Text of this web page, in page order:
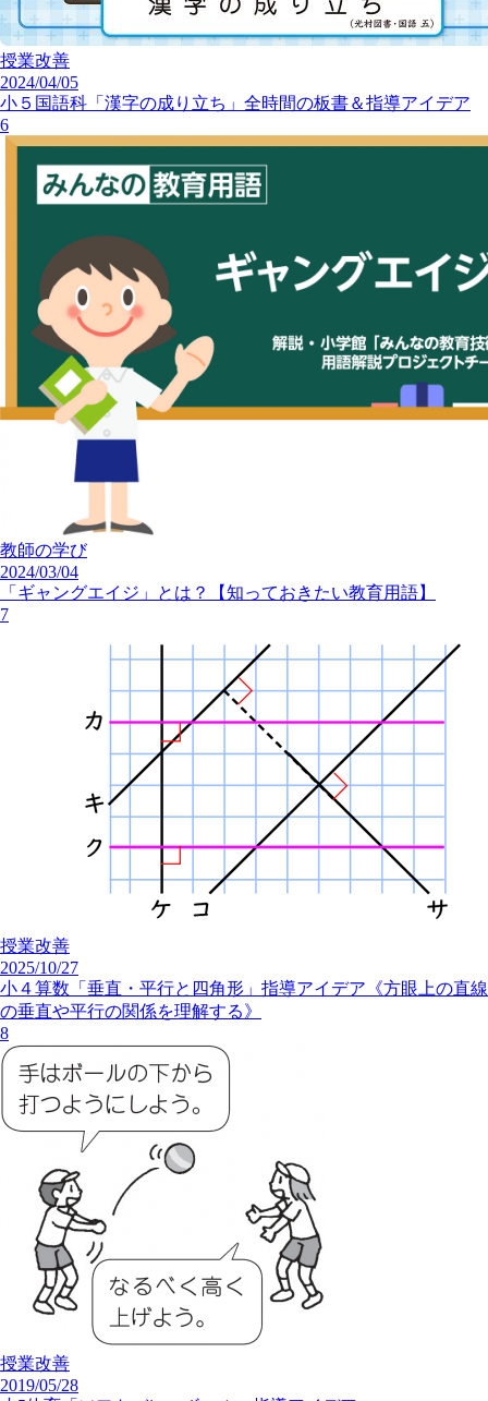
授業改善
2024/04/05
小５国語科「漢字の成り立ち」全時間の板書＆指導アイデア
6
教師の学び
2024/03/04
「ギャングエイジ」とは？【知っておきたい教育用語】
7
授業改善
2025/10/27
小４算数「垂直・平行と四角形」指導アイデア《方眼上の直線
の垂直や平行の関係を理解する》
8
授業改善
2019/05/28